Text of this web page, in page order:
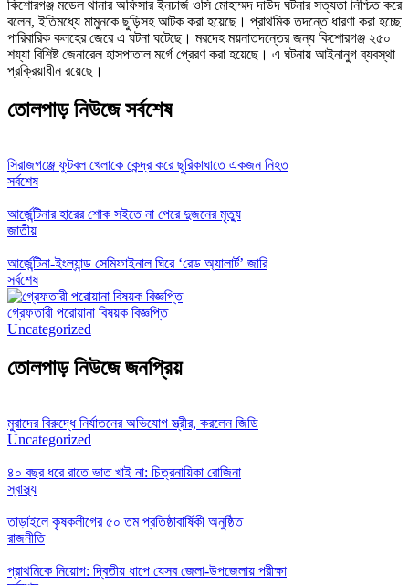
কিশোরগঞ্জ মডেল থানার অফিসার ইনচার্জ ওসি মোহাম্মদ দাউদ ঘটনার সত্যতা নিশ্চিত করে
বলেন, ইতিমধ্যে মামুনকে ছুড়িসহ আটক করা হয়েছে। প্রাথমিক তদন্তে ধারণা করা হচ্ছে
পারিবারিক কলহের জেরে এ ঘটনা ঘটেছে। মরদেহ ময়নাতদন্তের জন্য কিশোরগঞ্জ ২৫০
শয্যা বিশিষ্ট জেনারেল হাসপাতাল মর্গে প্রেরণ করা হয়েছে। এ ঘটনায় আইনানুগ ব্যবস্থা
প্রক্রিয়াধীন রয়েছে।
তোলপাড় নিউজে সর্বশেষ
সিরাজগঞ্জে ফুটবল খেলাকে কেন্দ্র করে ছুরিকাঘাতে একজন নিহত
সর্বশেষ
আর্জেন্টিনার হারের শোক সইতে না পেরে দুজনের মৃত্যু
জাতীয়
আর্জেন্টিনা-ইংল্যান্ড সেমিফাইনাল ঘিরে ‘রেড অ্যালার্ট’ জারি
সর্বশেষ
গ্রেফতারী পরোয়ানা বিষয়ক বিজ্ঞপ্তি
Uncategorized
তোলপাড় নিউজে জনপ্রিয়
মুরাদের বিরুদ্ধে নির্যাতনের অভিযোগ স্ত্রীর, করলেন জিডি
Uncategorized
৪০ বছর ধরে রাতে ভাত খাই না: চিত্রনায়িকা রোজিনা
স্বাস্থ্য
তাড়াইলে কৃষকলীগের ৫০ তম প্রতিষ্ঠাবার্ষিকী অনুষ্ঠিত
রাজনীতি
প্রাথমিকে নিয়োগ: দ্বিতীয় ধাপে যেসব জেলা-উপজেলায় পরীক্ষা